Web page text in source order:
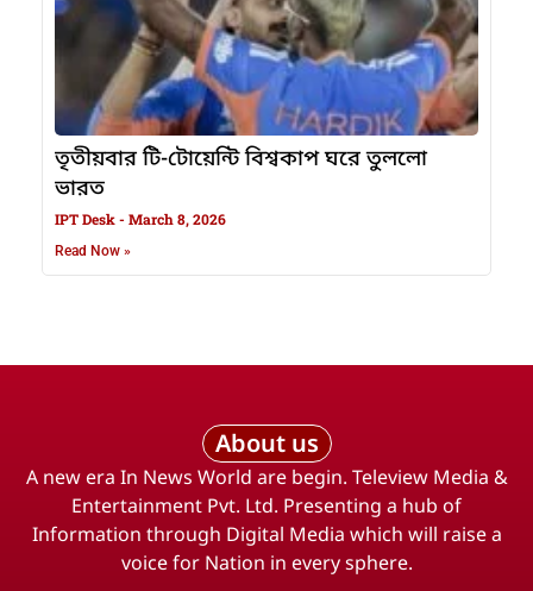
তৃতীয়বার টি-টোয়েন্টি বিশ্বকাপ ঘরে তুললো
ভারত
IPT Desk March 8, 2026
Read Now »
About us
A new era In News World are begin. Teleview Media &
Entertainment Pvt. Ltd. Presenting a hub of
Information through Digital Media which will raise a
voice for Nation in every sphere.